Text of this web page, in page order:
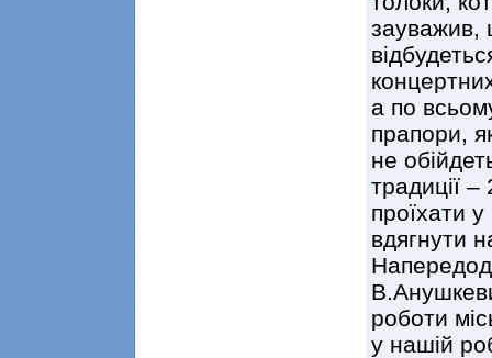
зауважив,
а по
прапори,
не
традиції
проїхати
вдягнути
роботи
у нашій